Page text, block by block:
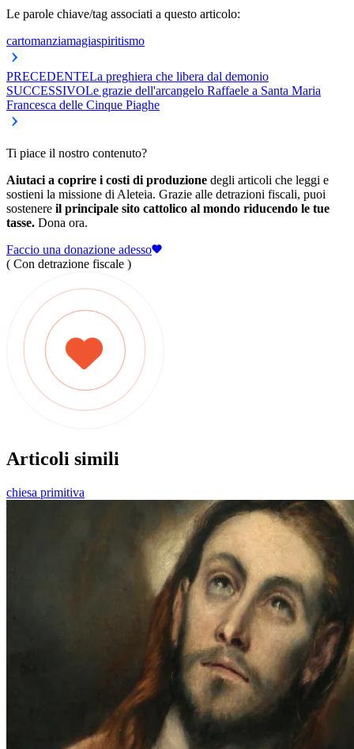
Le parole chiave/tag associati a questo articolo:
cartomanziamagiaspiritismo
PRECEDENTELa preghiera che libera dal demonio
SUCCESSIVOLe grazie dell'arcangelo Raffaele a Santa Maria
Francesca delle Cinque Piaghe
Ti piace il nostro contenuto?
Aiutaci a coprire i costi di produzione degli articoli che leggi e
sostieni la missione di Aleteia. Grazie alle detrazioni fiscali, puoi
sostenere il principale sito cattolico al mondo riducendo le tue
tasse. Dona ora.
Faccio una donazione adesso
( Con detrazione fiscale )
Articoli simili
chiesa primitiva